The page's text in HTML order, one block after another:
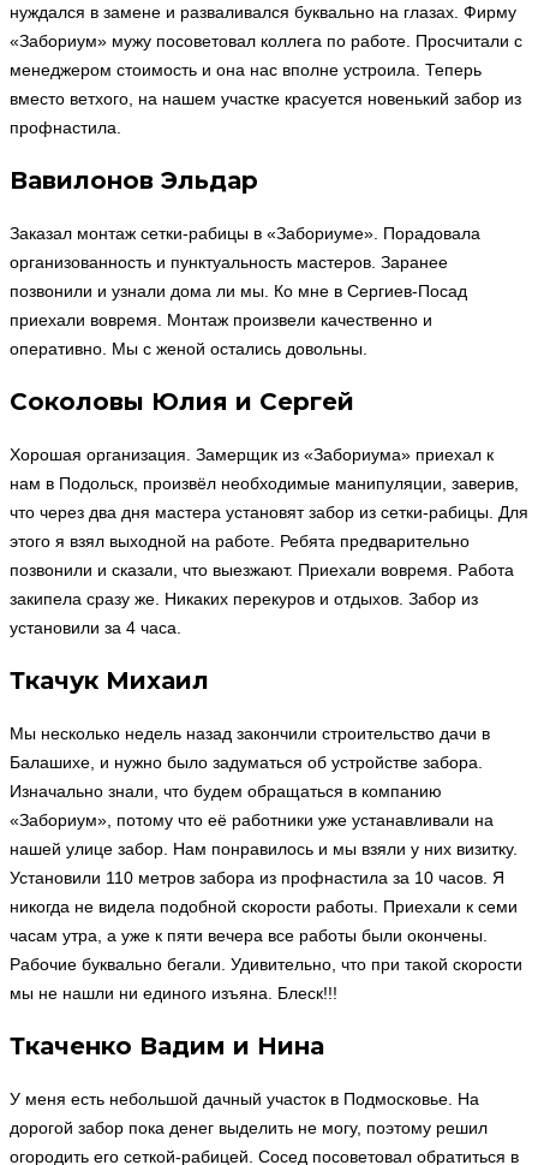
нуждался в замене и разваливался буквально на глазах. Фирму
«Забориум» мужу посоветовал коллега по работе. Просчитали с
менеджером стоимость и она нас вполне устроила. Теперь
вместо ветхого, на нашем участке красуется новенький забор из
профнастила.
Вавилонов Эльдар
Заказал монтаж сетки-рабицы в «Забориуме». Порадовала
организованность и пунктуальность мастеров. Заранее
позвонили и узнали дома ли мы. Ко мне в Сергиев-Посад
приехали вовремя. Монтаж произвели качественно и
оперативно. Мы с женой остались довольны.
Соколовы Юлия и Сергей
Хорошая организация. Замерщик из «Забориума» приехал к
нам в Подольск, произвёл необходимые манипуляции, заверив,
что через два дня мастера установят забор из сетки-рабицы. Для
этого я взял выходной на работе. Ребята предварительно
позвонили и сказали, что выезжают. Приехали вовремя. Работа
закипела сразу же. Никаких перекуров и отдыхов. Забор из
установили за 4 часа.
Ткачук Михаил
Мы несколько недель назад закончили строительство дачи в
Балашихе, и нужно было задуматься об устройстве забора.
Изначально знали, что будем обращаться в компанию
«Забориум», потому что её работники уже устанавливали на
нашей улице забор. Нам понравилось и мы взяли у них визитку.
Установили 110 метров забора из профнастила за 10 часов. Я
никогда не видела подобной скорости работы. Приехали к семи
часам утра, а уже к пяти вечера все работы были окончены.
Рабочие буквально бегали. Удивительно, что при такой скорости
мы не нашли ни единого изъяна. Блеск!!!
Ткаченко Вадим и Нина
У меня есть небольшой дачный участок в Подмосковье. На
дорогой забор пока денег выделить не могу, поэтому решил
огородить его сеткой-рабицей. Сосед посоветовал обратиться в